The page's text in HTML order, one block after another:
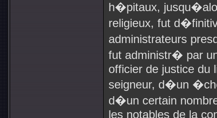
h�pitaux,
religieux, fut
administrateurs
fut administr� par
officier de justice du
seigneur, d�un
d�un certain
les notables de la